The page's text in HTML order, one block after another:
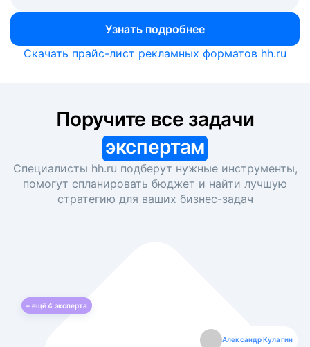
Узнать подробнее
Скачать прайс-лист рекламных форматов hh.ru
экспертам
Специалисты hh.ru подберут нужные инструменты,
помогут спланировать бюджет и найти лучшую
стратегию для ваших бизнес-задач
+ ещё4 эксперта
Александр Кулагин
Даниил Макаров
Екатерина Лазаренко
Борис Кашко
Юлия Изоитко